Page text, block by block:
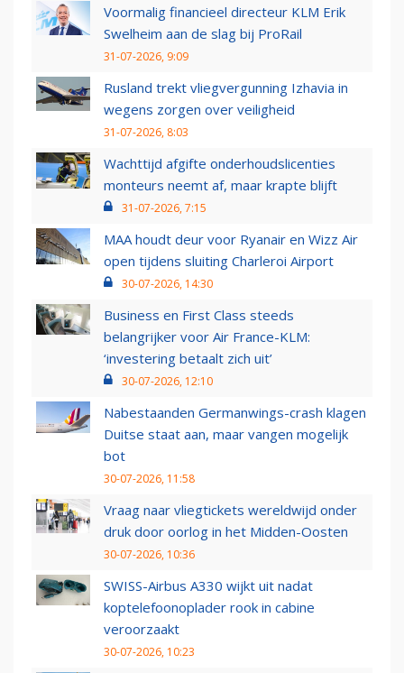
Voormalig financieel directeur KLM Erik
Swelheim aan de slag bij ProRail
31-07-2026, 9:09
Rusland trekt vliegvergunning Izhavia in
wegens zorgen over veiligheid
31-07-2026, 8:03
Wachttijd afgifte onderhoudslicenties
monteurs neemt af, maar krapte blijft
31-07-2026, 7:15
MAA houdt deur voor Ryanair en Wizz Air
open tijdens sluiting Charleroi Airport
30-07-2026, 14:30
Business en First Class steeds
belangrijker voor Air France-KLM:
‘investering betaalt zich uit’
30-07-2026, 12:10
Nabestaanden Germanwings-crash klagen
Duitse staat aan, maar vangen mogelijk
bot
30-07-2026, 11:58
Vraag naar vliegtickets wereldwijd onder
druk door oorlog in het Midden-Oosten
30-07-2026, 10:36
SWISS-Airbus A330 wijkt uit nadat
koptelefoonoplader rook in cabine
veroorzaakt
30-07-2026, 10:23